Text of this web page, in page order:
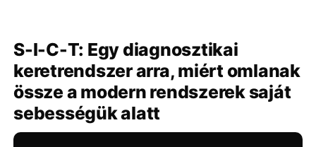
S-I-C-T: Egy diagnosztikai
keretrendszer arra, miért omlanak
össze a modern rendszerek saját
sebességük alatt